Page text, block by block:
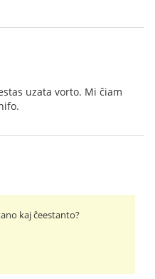
uzata vorto. Mi ĉiam
kaj ĉeestanto?